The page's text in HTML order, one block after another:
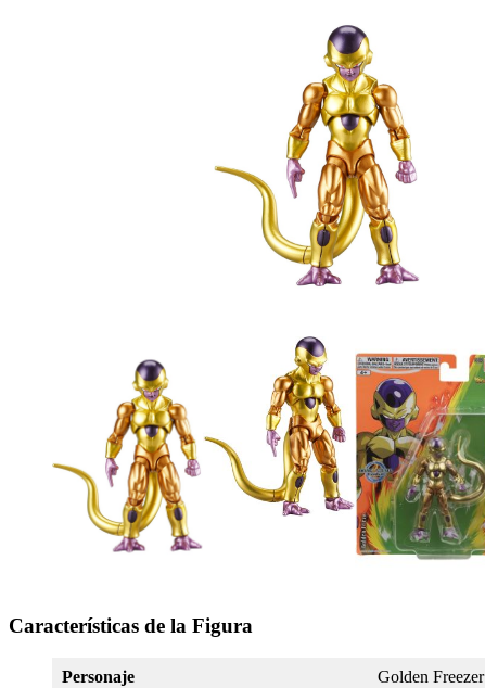
Características de la Figura
Personaje Golden Freezer